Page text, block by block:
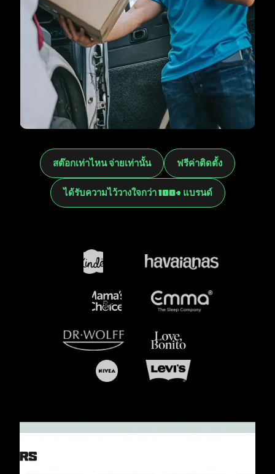
สต๊อกเท่าไหน จ่ายเท่านั้น ฟรีค่าติดตั้ง
ได้รับความไว้วางใจกว่า 100+ แบรนด์